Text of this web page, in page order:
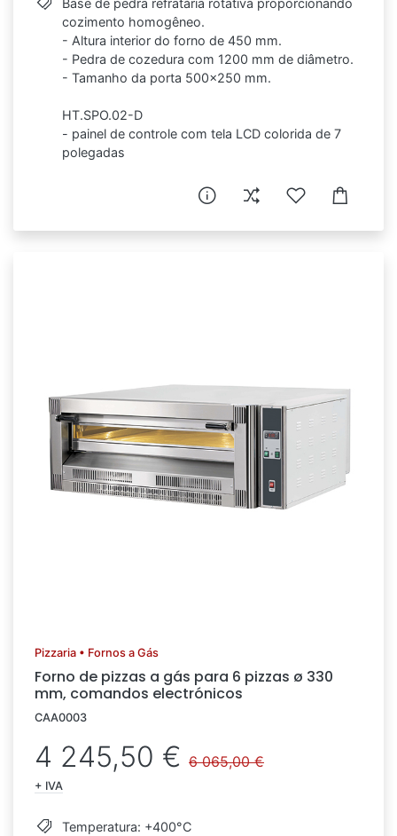
cozimento homogêneo.
- Altura interior do forno de 450 mm.
- Pedra de cozedura com 1200 mm de diâmetro.
- Tamanho da porta 500x250 mm.
HT.SPO.02-D
- painel de controle com tela LCD colorida de 7
polegadas
Pizzaria • Fornos a Gás
Forno de pizzas a gás para 6 pizzas ø 330
mm, comandos electrónicos
CAA0003
4 245,50 € 6 065,00 €
+ IVA
Temperatura: +400°C